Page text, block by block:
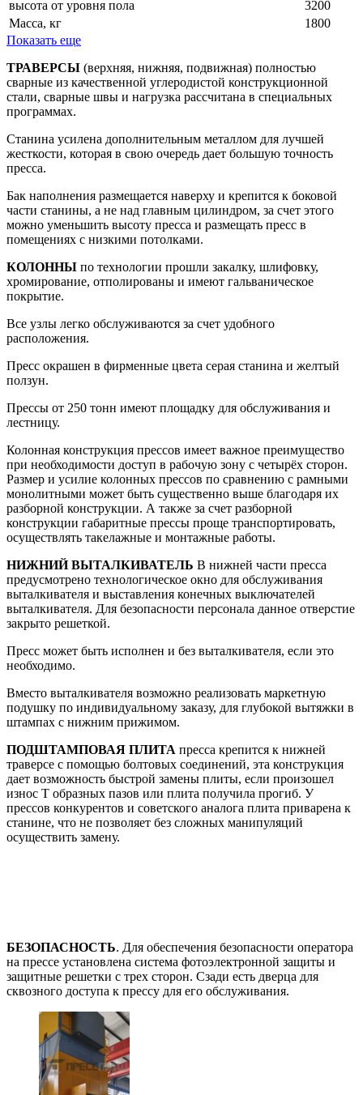
высота от уровня пола
3200
Масса, кг
1800
Показать еще
ТРАВЕРСЫ (верхняя, нижняя, подвижная) полностью
сварные из качественной углеродистой конструкционной
стали, сварные швы и нагрузка рассчитана в специальных
программах.
Станина усилена дополнительным металлом для лучшей
жесткости, которая в свою очередь дает большую точность
пресса.
Бак наполнения размещается наверху и крепится к боковой
части станины, а не над главным цилиндром, за счет этого
можно уменьшить высоту пресса и размещать пресс в
помещениях с низкими потолками.
КОЛОННЫ по технологии прошли закалку, шлифовку,
хромирование, отполированы и имеют гальваническое
покрытие.
Все узлы легко обслуживаются за счет удобного
расположения.
Пресс окрашен в фирменные цвета серая станина и желтый
ползун.
Прессы от 250 тонн имеют площадку для обслуживания и
лестницу.
Колонная конструкция прессов имеет важное преимущество
при необходимости доступ в рабочую зону с четырёх сторон.
Размер и усилие колонных прессов по сравнению с рамными
монолитными может быть существенно выше благодаря их
разборной конструкции. А также за счет разборной
конструкции габаритные прессы проще транспортировать,
осуществлять такелажные и монтажные работы.
НИЖНИЙ ВЫТАЛКИВАТЕЛЬ В нижней части пресса
предусмотрено технологическое окно для обслуживания
выталкивателя и выставления конечных выключателей
выталкивателя. Для безопасности персонала данное отверстие
закрыто решеткой.
Пресс может быть исполнен и без выталкивателя, если это
необходимо.
Вместо выталкивателя возможно реализовать маркетную
подушку по индивидуальному заказу, для глубокой вытяжки в
штампах с нижним прижимом.
ПОДШТАМПОВАЯ ПЛИТА пресса крепится к нижней
траверсе с помощью болтовых соединений, эта конструкция
дает возможность быстрой замены плиты, если произошел
износ Т образных пазов или плита получила прогиб. У
прессов конкурентов и советского аналога плита приварена к
станине, что не позволяет без сложных манипуляций
осуществить замену.
БЕЗОПАСНОСТЬ. Для обеспечения безопасности оператора
на прессе установлена система фотоэлектронной защиты и
защитные решетки с трех сторон. Сзади есть дверца для
сквозного доступа к прессу для его обслуживания.